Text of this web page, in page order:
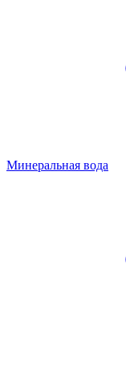
Минеральная вода